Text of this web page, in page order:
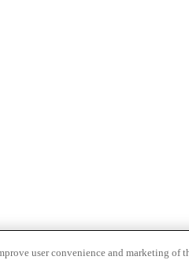
user convenience and marketing of